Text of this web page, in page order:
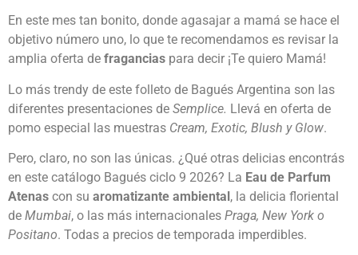
En este mes tan bonito, donde agasajar a mamá se hace el
objetivo número uno, lo que te recomendamos es revisar la
amplia oferta de fragancias para decir ¡Te quiero Mamá!
Lo más trendy de este folleto de Bagués Argentina son las
diferentes presentaciones de Semplice. Llevá en oferta de
pomo especial las muestras Cream, Exotic, Blush y Glow.
Pero, claro, no son las únicas. ¿Qué otras delicias encontrás
en este catálogo Bagués ciclo 9 2026? La Eau de Parfum
Atenas con su aromatizante ambiental , la delicia floriental
de Mumbai, o las más internacionales Praga, New York o
Positano. Todas a precios de temporada imperdibles.